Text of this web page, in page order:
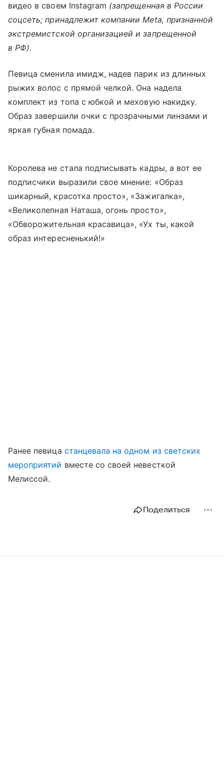
видео в своем Instagram (запрещенная в России
соцсеть; принадлежит компании Meta, признанной
экстремистской организацией и запрещенной
в РФ).
Певица сменила имидж, надев парик из длинных
рыжих волос с прямой челкой. Она надела
комплект из топа с юбкой и меховую накидку.
Образ завершили очки с прозрачными линзами и
яркая губная помада.
Королева не стала подписывать кадры, а вот ее
подписчики выразили свое мнение: «Образ
шикарный, красотка просто», «Зажигалка»,
«Великолепная Наташа, огонь просто»,
«Обворожительная красавица», «Ух ты, какой
образ интересненький!»
Ранее певица станцевала на одном из светских
мероприятий вместе со своей невесткой
Мелиссой.
Поделиться